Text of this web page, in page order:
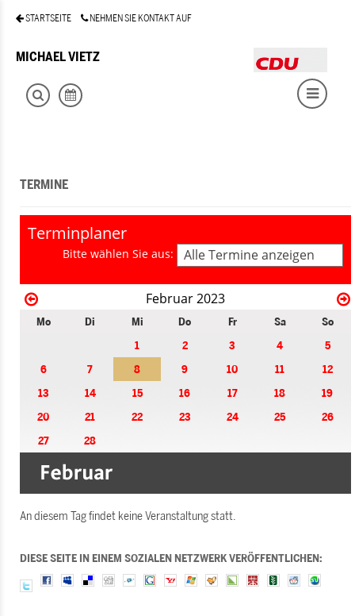
STARTSEITE NEHMEN SIE KONTAKT AUF
MICHAEL VIETZ
TERMINE
Terminplaner
Bitte wählen Sie aus: Alle Termine anzeigen
Februar 2023
Mo Di Mi Do Fr Sa
So
1
2 3 4
5
6
7 8 9 10 11
12
13
14 15 16 17 18
19
20
21 22 23 24 25
26
27
28
An diesem Tag findet keine Veranstaltung statt.
DIESE SEITE IN EINEM SOZIALEN NETZWERK VERÖFFENTLICHEN: